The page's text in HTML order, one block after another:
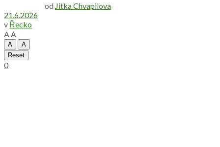
od Jitka Chvapilova
21.6.2026
v Řecko
AA
A
A
Reset
0